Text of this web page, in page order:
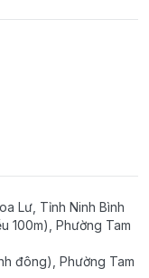
Lư, Tỉnh Ninh Bình
100m), Phường Tam
đông), Phường Tam